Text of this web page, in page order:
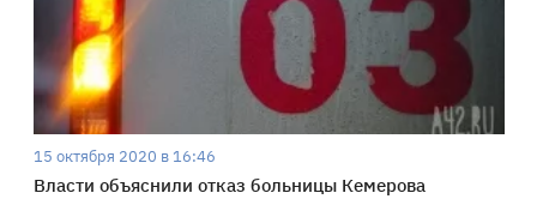
15 октября 2020 в 16:46
Власти объяснили отказ больницы Кемерова